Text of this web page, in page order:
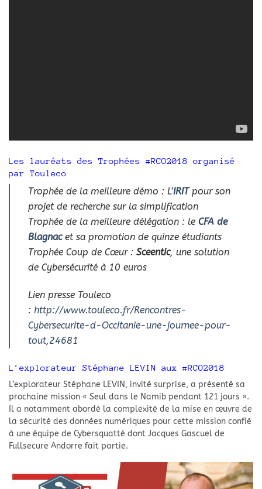
Les lauréats des Trophées #RCO2018 organisé
par Touleco
Trophée de la meilleure démo : L’IRITpour son
projet de recherche sur la simplification
Trophée de la meilleure délégation : le CFA de
Blagnac et sa promotion de quinze étudiants
Trophée Coup de Cœur : Sceentic, une solution
de Cybersécurité à 10 euros
Lien presse Touleco
: http://www.touleco.fr/Rencontres-
Cybersecurite-d-Occitanie-une-journee-pour-
tout,24681
L’explorateur Stéphane LEVIN aux #RCO2018
L’explorateur Stéphane LEVIN, invité surprise, a présenté sa
prochaine mission « Seul dans le Namib pendant 121 jours ».
Il a notamment abordé la complexité de la mise en œuvre de
la sécurité des données numériques pour cette mission confié
à une équipe de Cybersquatté dont Jacques Gascuel de
Fullsecure Andorre fait partie.